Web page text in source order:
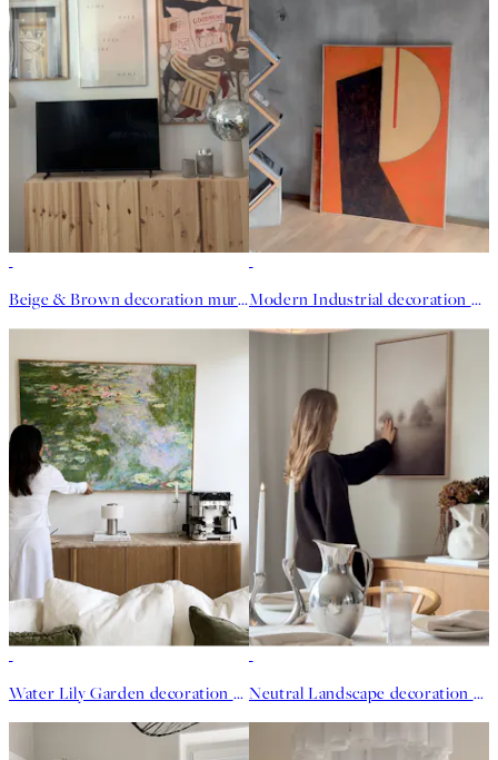
Beige & Brown decoration murale Modern Industrial decoration murale
Water Lily Garden decoration murale - Anakmartinezg Neutral Landscape decoration murale